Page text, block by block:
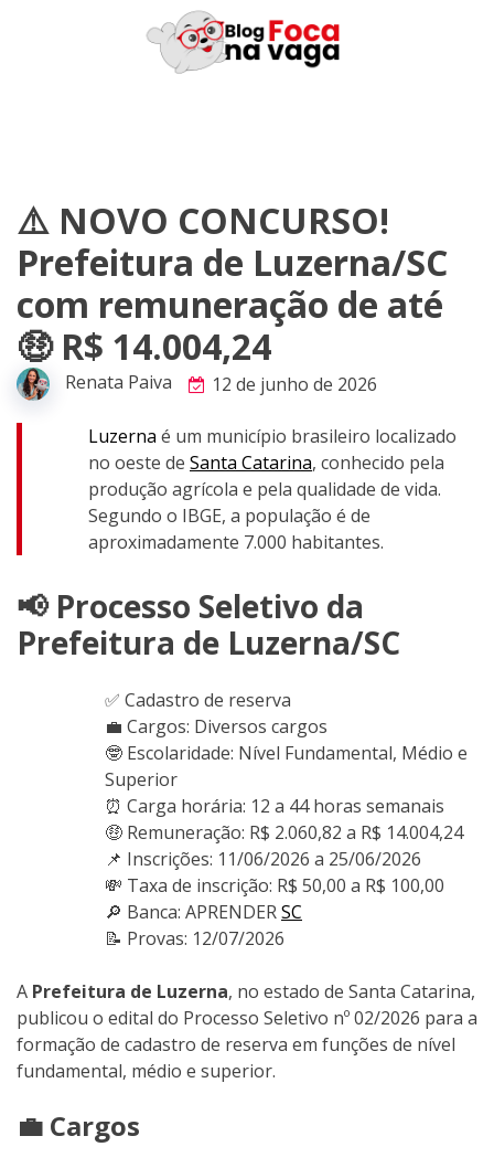
⚠️ NOVO CONCURSO!
Prefeitura de Luzerna/SC
com remuneração de até
🤑 R$ 14.004,24
Renata Paiva 12 de junho de 2026
Luzerna é um município brasileiro localizado
no oeste de Santa Catarina, conhecido pela
produção agrícola e pela qualidade de vida.
Segundo o IBGE, a população é de
aproximadamente 7.000 habitantes.
📢 Processo Seletivo da
Prefeitura de Luzerna/SC
✅ Cadastro de reserva
💼 Cargos: Diversos cargos
🤓 Escolaridade: Nível Fundamental, Médio e
Superior
⏰ Carga horária: 12 a 44 horas semanais
🤑 Remuneração: R$ 2.060,82 a R$ 14.004,24
📌 Inscrições: 11/06/2026 a 25/06/2026
💸 Taxa de inscrição: R$ 50,00 a R$ 100,00
🔎 Banca: APRENDERSC
📝 Provas: 12/07/2026
A Prefeitura de Luzerna, no estado de Santa Catarina,
publicou o edital do Processo Seletivo nº 02/2026 para a
formação de cadastro de reserva em funções de nível
fundamental, médio e superior.
💼 Cargos